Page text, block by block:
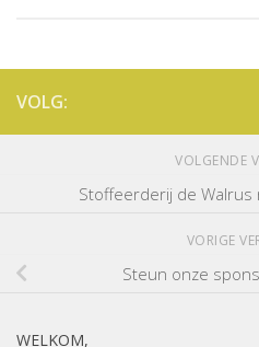
VOLG:
VOLGENDE
Stoffeerderij de Walrus
VORIGE
Steun onze
WELKOM,